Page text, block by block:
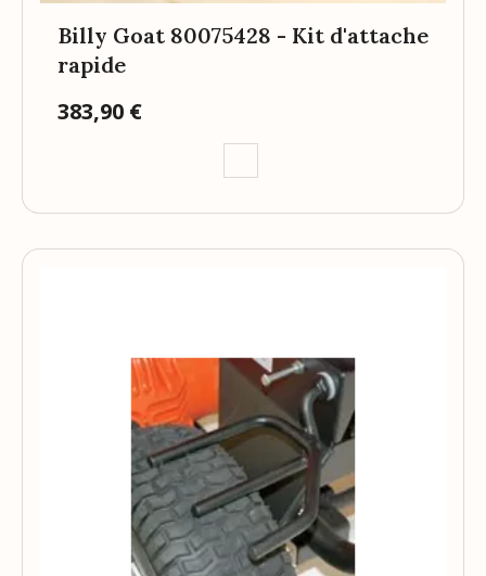
Billy Goat 80075428 - Kit d'attache
rapide
Prix
383,90 €